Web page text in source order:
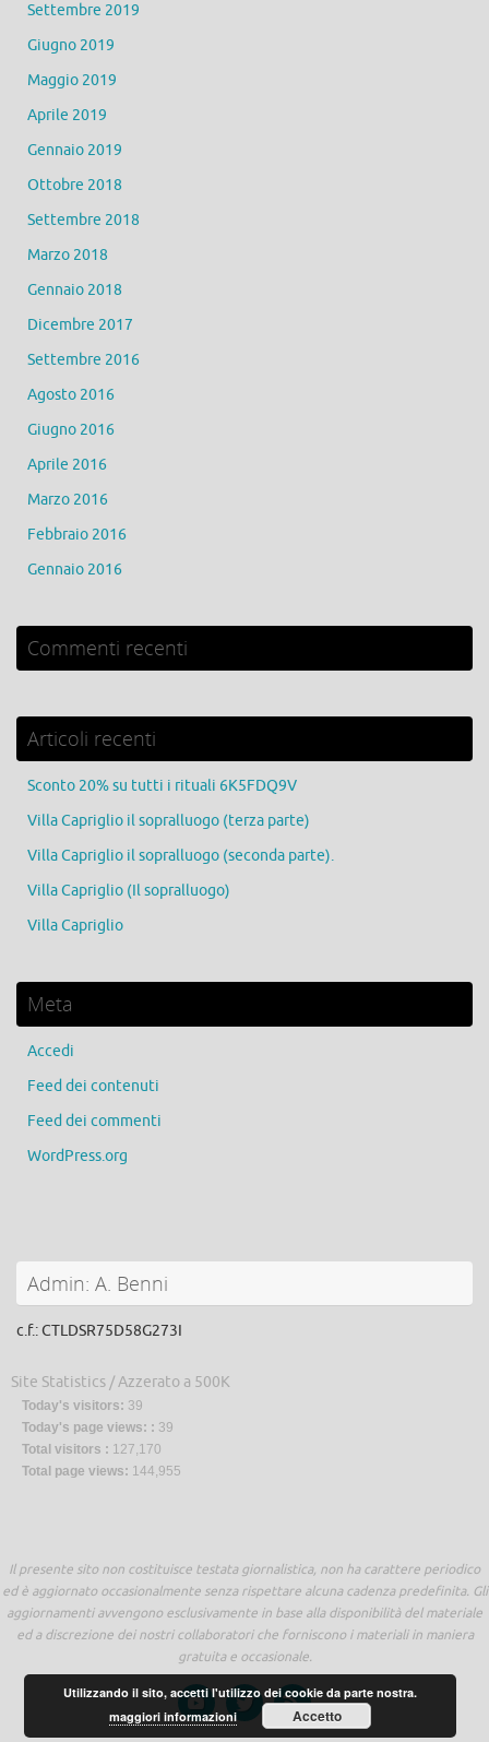
Settembre 2019
Giugno 2019
Maggio 2019
Aprile 2019
Gennaio 2019
Ottobre 2018
Settembre 2018
Marzo 2018
Gennaio 2018
Dicembre 2017
Settembre 2016
Agosto 2016
Giugno 2016
Aprile 2016
Marzo 2016
Febbraio 2016
Gennaio 2016
Commenti recenti
Articoli recenti
Sconto 20% su tutti i rituali 6K5FDQ9V
Villa Capriglio il sopralluogo (terza parte)
Villa Capriglio il sopralluogo (seconda parte).
Villa Capriglio (Il sopralluogo)
Villa Capriglio
Meta
Accedi
Feed dei contenuti
Feed dei commenti
WordPress.org
Admin: A. Benni
c.f.: CTLDSR75D58G273I
Site Statistics / Azzerato a 500K
Today's visitors: 39
Today's page views: : 39
Total visitors : 127,170
Total page views: 144,955
Il presente sito non costituisce testata giornalistica, non ha carattere periodico
ed è aggiornato occasionalmente senza rispettare alcuna cadenza predefinita. Gli
aggiornamenti avvengono esclusivamente in base alla disponibilità del materiale
ed a discrezione dei nostri collaboratori che forniscono i materiali in maniera
gratuita e occasionale.
Utilizzando il sito, accetti l'utilizzo dei cookie da parte nostra.
maggiori informazioni
Accetto